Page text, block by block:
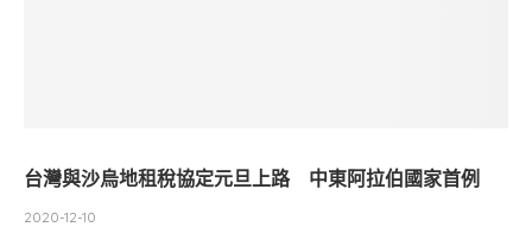
台灣與沙烏地租稅協定元旦上路 中東阿拉伯國家首例
2020-12-10